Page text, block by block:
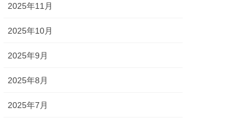
2025年11月
2025年10月
2025年9月
2025年8月
2025年7月